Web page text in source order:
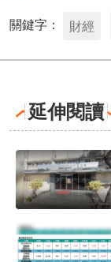
關鍵字： 財經
延伸閱讀